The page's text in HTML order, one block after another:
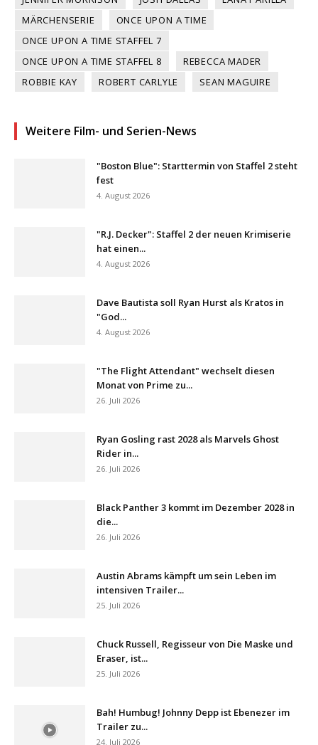
MÄRCHENSERIE
ONCE UPON A TIME
ONCE UPON A TIME STAFFEL 7
ONCE UPON A TIME STAFFEL 8
REBECCA MADER
ROBBIE KAY
ROBERT CARLYLE SEAN MAGUIRE
Weitere Film- und Serien-News
"Boston Blue": Starttermin von Staffel 2 steht
fest
4. August 2026
"R.J. Decker": Staffel 2 der neuen Krimiserie
hat einen...
4. August 2026
Dave Bautista soll Ryan Hurst als Kratos in
"God...
4. August 2026
"The Flight Attendant" wechselt diesen
Monat von Prime zu...
26. Juli 2026
Ryan Gosling rast 2028 als Marvels Ghost
Rider in...
26. Juli 2026
Black Panther 3 kommt im Dezember 2028 in
die...
26. Juli 2026
Austin Abrams kämpft um sein Leben im
intensiven Trailer...
25. Juli 2026
Chuck Russell, Regisseur von Die Maske und
Eraser, ist...
25. Juli 2026
Bah! Humbug! Johnny Depp ist Ebenezer im
Trailer zu...
24. Juli 2026